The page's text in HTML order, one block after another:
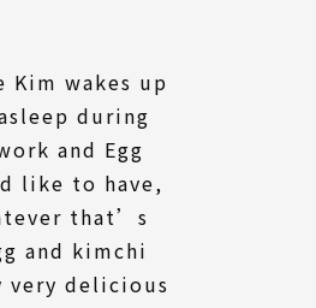
wakes up
during
and Egg
like to have,
that’s
and kimchi
delicious